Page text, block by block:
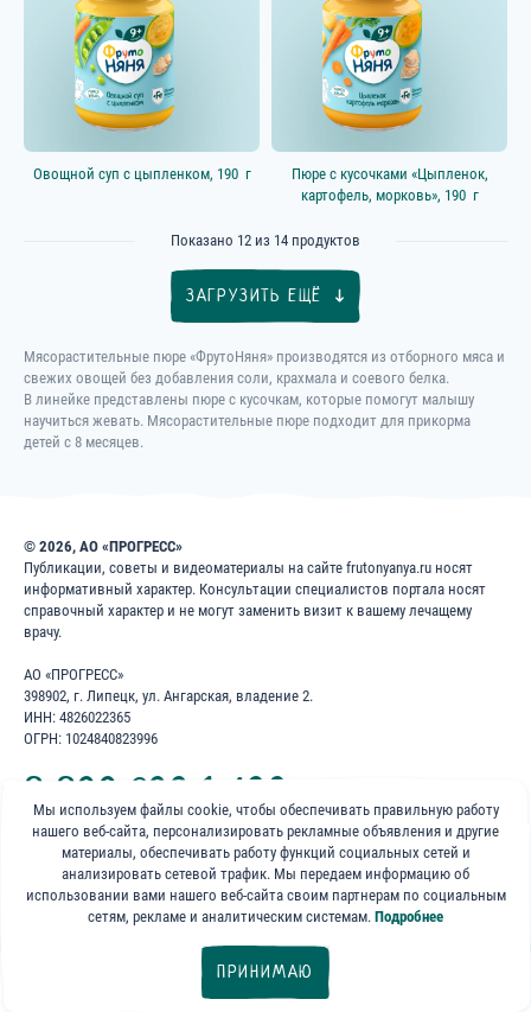
Фильтры
Овощной суп с цыпленком, 190 г
Пюре с кусочками «Цыпленок,
картофель, морковь», 190 г
Показано 12 из 14 продуктов
ЗАГРУЗИТЬ ЕЩЁ
Мясорастительные пюре «ФрутоНяня» производятся из отборного мяса и
свежих овощей без добавления соли, крахмала и соевого белка.
В линейке представлены пюре с кусочкам, которые помогут малышу
научиться жевать. Мясорастительные пюре подходит для прикорма
детей с 8 месяцев.
© 2026, АО «ПРОГРЕСС»
Публикации, советы и видеоматериалы на сайте frutonyanya.ru носят
информативный характер. Консультации специалистов портала носят
справочный характер и не могут заменить визит к вашему лечащему
врачу.
АО «ПРОГРЕСС»
398902, г. Липецк, ул. Ангарская, владение 2.
ИНН: 4826022365
ОГРН: 1024840823996
8 800 200 1 400
Бесплатно для звонков по России
«ФрутоНяня»
в социальных сетях:
Мы используем файлы cookie, чтобы обеспечивать правильную работу
нашего веб-сайта, персонализировать рекламные объявления и другие
материалы, обеспечивать работу функций социальных сетей и
анализировать сетевой трафик. Мы передаем информацию об
использовании вами нашего веб-сайта своим партнерам по социальным
сетям, рекламе и аналитическим системам. Подробнее
ПРИНИМАЮ